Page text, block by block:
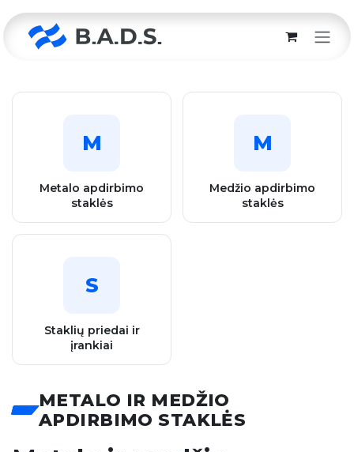
M
Metalo apdirbimo
staklės
M
Medžio apdirbimo
staklės
S
Staklių priedai ir
įrankiai
METALO IR MEDŽIO
APDIRBIMO STAKLĖS